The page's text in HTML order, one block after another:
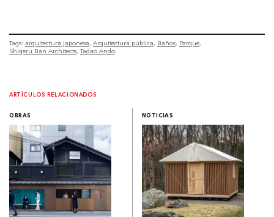
Tags: arquitectura japonesa Arquitectura pública Baños Parque
Shigeru Ban Architects Tadao Ando
ARTÍCULOS RELACIONADOS
OBRAS NOTICIAS